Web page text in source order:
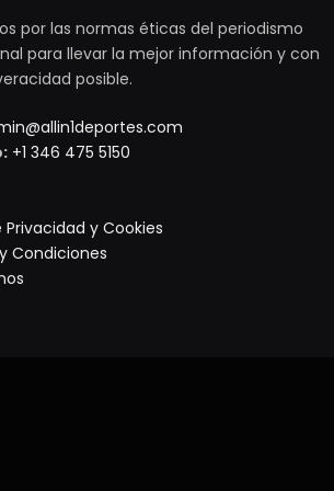
por las normas éticas del periodismo
para llevar la mejor información y con
posible.
+1 346 475 5150
y Cookies
Condiciones